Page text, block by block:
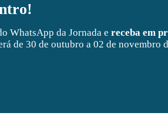
WhatsApp da Jornada e receba em
de 30 de outubro a 02 de novembro